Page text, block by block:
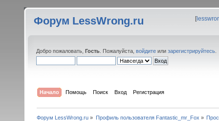
Форум LessWrong.ru [
Добро пожаловать, Гость . Пожалуйста, войдите или зарегистрируйтесь
Начало Помощь Поиск Вход Регистрация
Форум LessWrong.ru » Профиль пользователя Fantastic_mr_Fox »